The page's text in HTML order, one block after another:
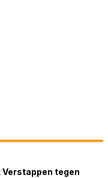
tegen